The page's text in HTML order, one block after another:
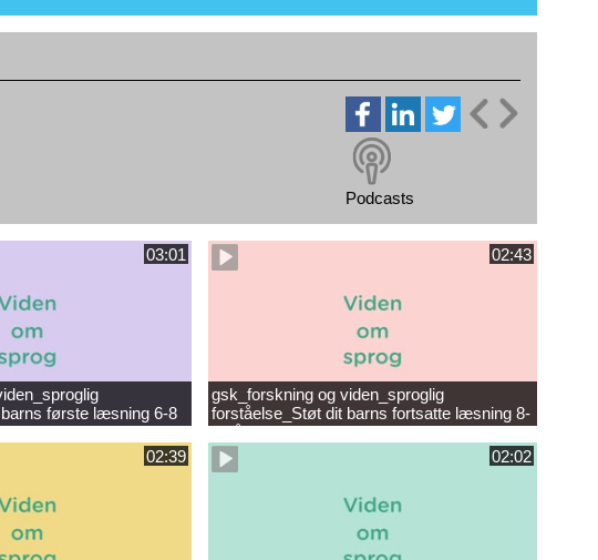
Podcasts
03:01
første læsning 6-8
02:43
gsk_forskning og viden_sproglig
forståelse_Støt dit barns fortsatte læsning 8-
10 år.mp4
02:39 02:02